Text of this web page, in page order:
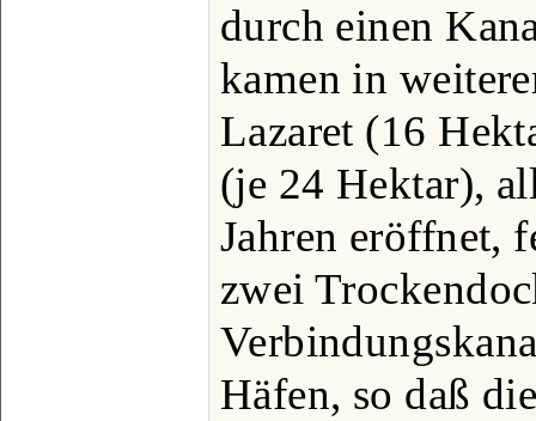
durch einen
kamen in
Lazaret (16
(je 24 Hektar),
Jahren eröffnet,
zwei
Häfen, so daß